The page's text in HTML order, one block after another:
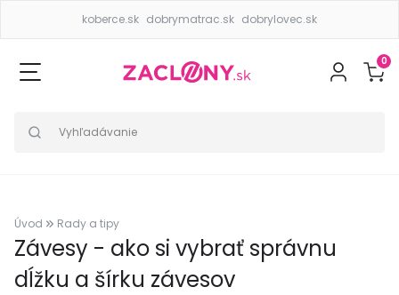
koberce.sk dobrymatrac.sk dobrylovec.sk
0
Úvod Rady a tipy
Závesy - ako si vybrať správnu
dĺžku a šírku závesov